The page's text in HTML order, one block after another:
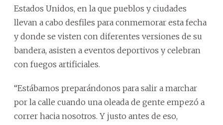
Estados Unidos, en la que pueblos y ciudades
llevan a cabo desfiles para conmemorar esta fecha
y donde se visten con diferentes versiones de su
bandera, asisten a eventos deportivos y celebran
con fuegos artificiales.
“Estábamos preparándonos para salir a marchar
por la calle cuando una oleada de gente empezó a
correr hacia nosotros. Y justo antes de eso,